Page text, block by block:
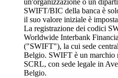
un'organizzazione o un
SWIFT/BIC della banca è
il suo valore iniziale è
La registrazione dei codici
Worldwide Interbank
("SWIFT"), la cui sede
Belgio. SWIFT è un marchio
SCRL, con sede legale in
Belgio.